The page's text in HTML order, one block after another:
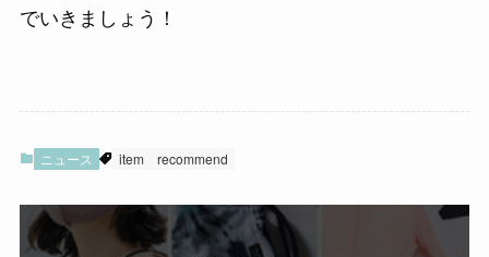
でいきましょう！
ニュース item recommend